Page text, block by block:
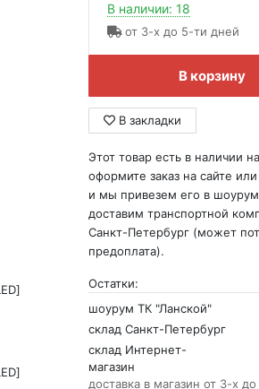
В наличии: 18
от 3-х до 5-ти дней
В корзину
В закладки
Этот товар есть в наличии
оформите заказ на сайте
и мы привезем его в
доставим транспортной
Санкт-Петербург (может
предоплата).
Остатки:
шоурум ТК "Ланской"
склад Санкт-Петербург
склад Интернет-
магазин
доставка в магазин от 3-х